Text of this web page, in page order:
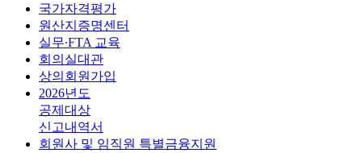
국가자격평가
원산지증명센터
실무∙FTA 교육
회의실대관
상의회원가입
2026년도
공제대상
신고내역서
회원사 및 임직원 특별금융지원